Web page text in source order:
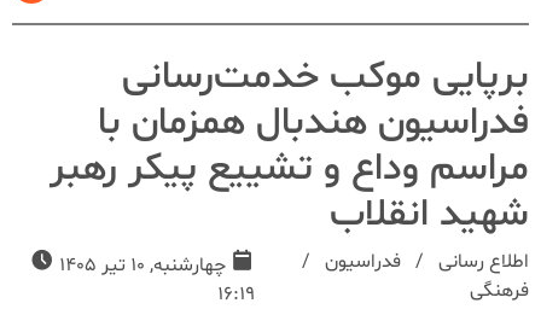
برپایی موکب خدمت‌رسانی
فدراسیون هندبال همزمان با
مراسم وداع و تشییع پیکر رهبر
شهید انقلاب
اطلاع رسانی
فدراسیون
فرهنگی
چهارشنبه, 10 تیر 1405
16:19